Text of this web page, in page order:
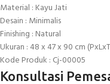
Material : Kayu Jati
Desain : Minimalis
Finishing : Natural
Ukuran : 48 x 47 x 90 cm
Kode Produk : Cj-00005
Konsultasi